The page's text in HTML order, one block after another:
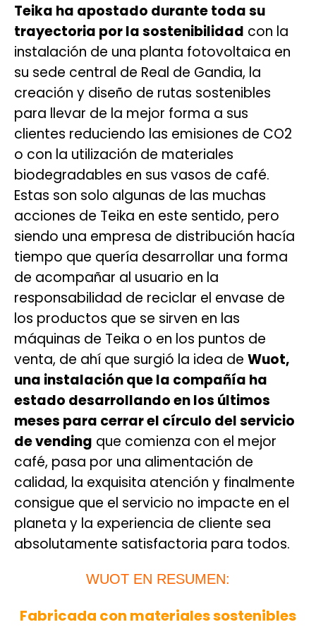
Teika ha apostado durante toda su
trayectoria por la sostenibilidad con la
instalación de una planta fotovoltaica en
su sede central de Real de Gandia, la
creación y diseño de rutas sostenibles
para llevar de la mejor forma a sus
clientes reduciendo las emisiones de CO2
o con la utilización de materiales
biodegradables en sus vasos de café.
Estas son solo algunas de las muchas
acciones de Teika en este sentido, pero
siendo una empresa de distribución hacía
tiempo que quería desarrollar una forma
de acompañar al usuario en la
responsabilidad de reciclar el envase de
los productos que se sirven en las
máquinas de Teika o en los puntos de
venta, de ahí que surgió la idea de Wuot,
una instalación que la compañía ha
estado desarrollando en los últimos
meses para cerrar el círculo del servicio
de vending que comienza con el mejor
café, pasa por una alimentación de
calidad, la exquisita atención y finalmente
consigue que el servicio no impacte en el
planeta y la experiencia de cliente sea
absolutamente satisfactoria para todos.
WUOT EN RESUMEN:
Fabricada con materiales sostenibles